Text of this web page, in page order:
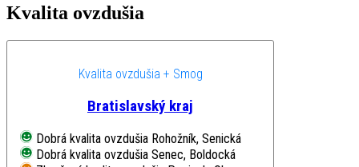
Kvalita ovzdušia
Kvalita ovzdušia + Smog
Bratislavský kraj
Dobrá kvalita ovzdušia Rohožník, Senická
Dobrá kvalita ovzdušia Senec, Boldocká